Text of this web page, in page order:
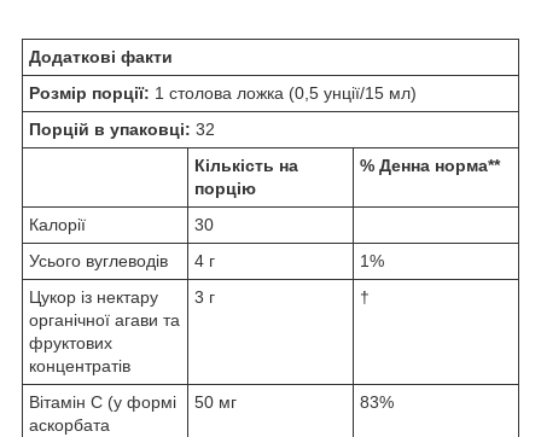
Додаткові факти
Розмір порції: 1 столова ложка (0,5 унції/15 мл)
Порцій в упаковці: 32
Кількість на
порцію
% Денна норма**
Калорії
30
Усього вуглеводів
4 г
1%
Цукор із нектару
органічної агави та
фруктових
концентратів
3 г †
Вітамін C (у формі
аскорбата
50 мг 83%